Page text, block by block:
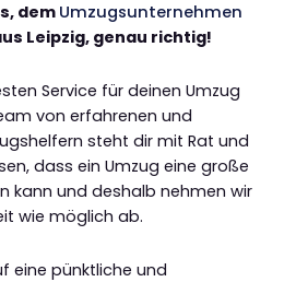
dem Umzugsunternehmen
Leipzig, genau richtig!
Service für deinen Umzug
von erfahrenen und
steht dir mit Rat und
dass ein Umzug eine große
kann und deshalb nehmen wir
wie möglich ab.
eine pünktliche und